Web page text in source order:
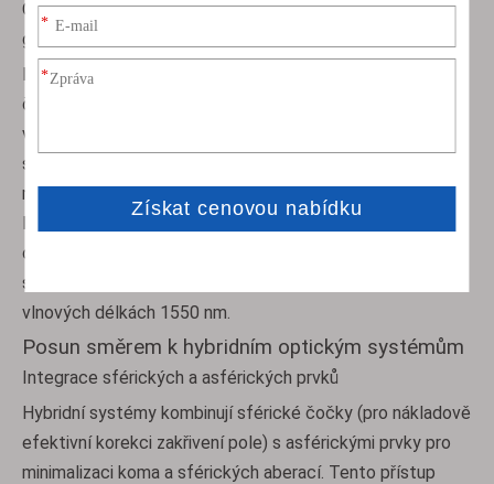
Optomechanika optických vláken v satelitech nové
generace
Komponenty z optických vláken spárované se sférickými
čočkami řeší problémy s šířkou pásma a odolností ve
vesmíru. Vícejádrová vlákna s kulovým zakončením čočky
snižují modální rozptyl o 40 %, což umožňuje přenos dat
rychlostí 1,6 Tbps pro družice pro pozorování Země.
Nadcházející mise NASA Lunar Gateway využívá hybridy
optických čoček vyztužených zářením k udržení integrity
signálu pod slunečním zářením se ztrátou 0,5 dB/km na
vlnových délkách 1550 nm.
Posun směrem k hybridním optickým systémům
Integrace sférických a asférických prvků
Hybridní systémy kombinují sférické čočky (pro nákladově
efektivní korekci zakřivení pole) s asférickými prvky pro
minimalizaci koma a sférických aberací. Tento přístup